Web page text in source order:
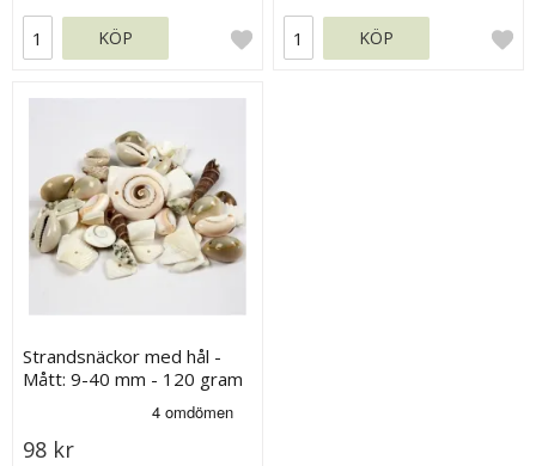
KÖP KÖP
Strandsnäckor med hål -
Mått: 9-40 mm - 120 gram
98 kr